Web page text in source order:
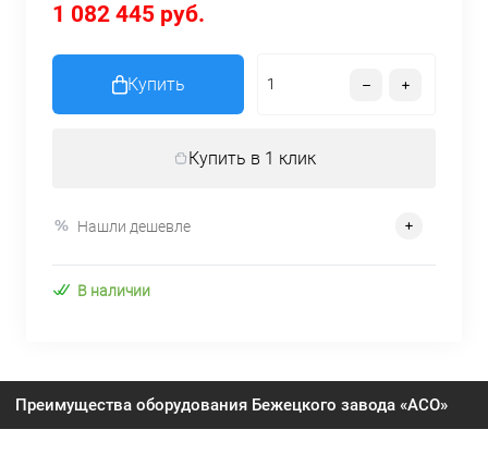
1 082 445 руб.
Купить
Купить в 1 клик
Нашли дешевле
В наличии
Преимущества оборудования Бежецкого завода «АСО»